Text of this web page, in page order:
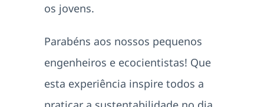
os jovens.
Parabéns aos nossos pequenos
engenheiros e ecocientistas! Que
esta experiência inspire todos a